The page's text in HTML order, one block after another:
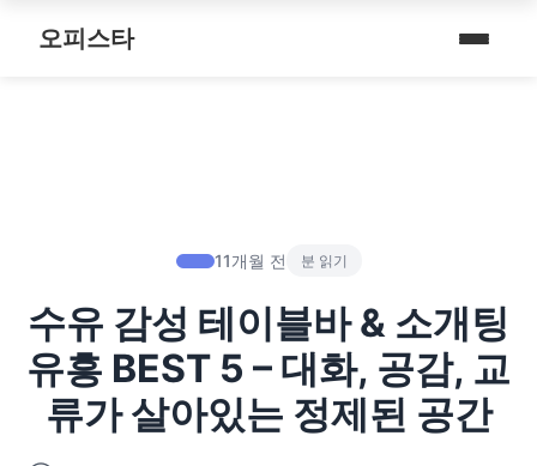
오피스타
스파여행
헤드스파
퇴근 후 나를 위한 리셋 코스
기차역과 공항 근처의 프리미엄 힐링 스팟 9선
온천의 여운을 정리하는 법 – 전국 온천 후 프리미엄 마사지
숲에서 찾는 쉼 – 전국 산림 스파 6선
타이 마사지
디톡스 테라피
뷰티 테라피
찜질스파
유흥주점
11개월 전 분 읽기
수유 감성 테이블바 & 소개팅
유흥 BEST 5 – 대화, 공감, 교
류가 살아있는 정제된 공간